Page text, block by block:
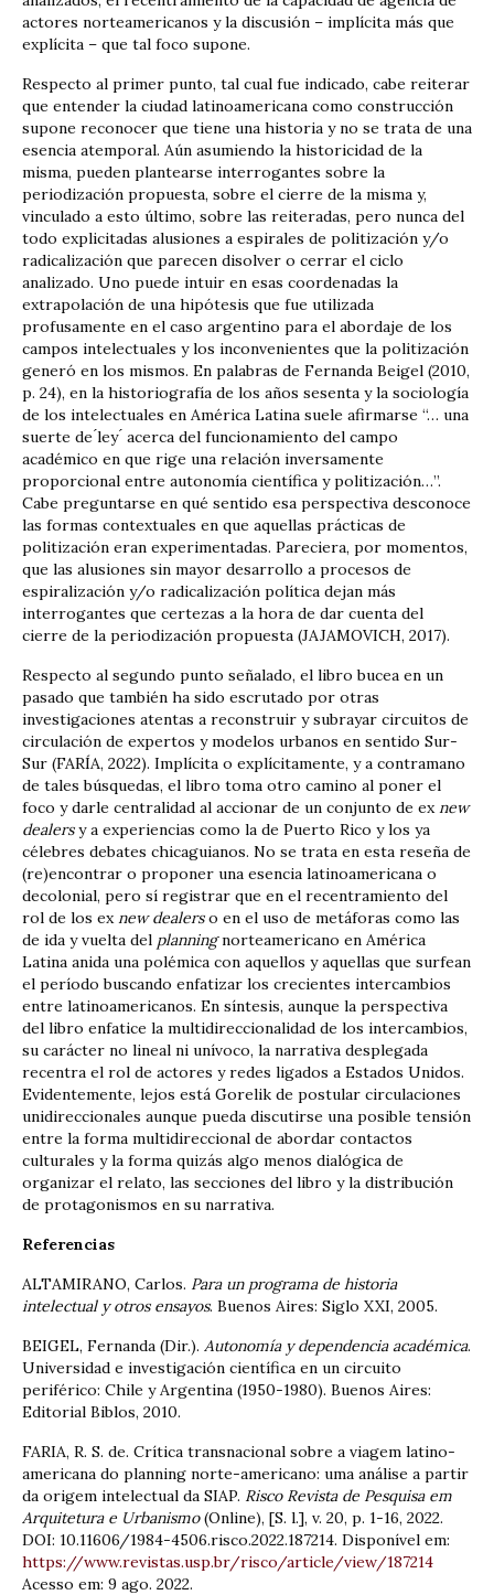
actores norteamericanos y la discusión – implícita más que
explícita – que tal foco supone.
Respecto al primer punto, tal cual fue indicado, cabe reiterar
que entender la ciudad latinoamericana como construcción
supone reconocer que tiene una historia y no se trata de una
esencia atemporal. Aún asumiendo la historicidad de la
misma, pueden plantearse interrogantes sobre la
periodización propuesta, sobre el cierre de la misma y,
vinculado a esto último, sobre las reiteradas, pero nunca del
todo explicitadas alusiones a espirales de politización y/o
radicalización que parecen disolver o cerrar el ciclo
analizado. Uno puede intuir en esas coordenadas la
extrapolación de una hipótesis que fue utilizada
profusamente en el caso argentino para el abordaje de los
campos intelectuales y los inconvenientes que la politización
generó en los mismos. En palabras de Fernanda Beigel (2010,
p. 24), en la historiografía de los años sesenta y la sociología
de los intelectuales en América Latina suele afirmarse “… una
suerte de ́ley ́ acerca del funcionamiento del campo
académico en que rige una relación inversamente
proporcional entre autonomía científica y politización…”.
Cabe preguntarse en qué sentido esa perspectiva desconoce
las formas contextuales en que aquellas prácticas de
politización eran experimentadas. Pareciera, por momentos,
que las alusiones sin mayor desarrollo a procesos de
espiralización y/o radicalización política dejan más
interrogantes que certezas a la hora de dar cuenta del
cierre de la periodización propuesta (JAJAMOVICH, 2017).
Respecto al segundo punto señalado, el libro bucea en un
pasado que también ha sido escrutado por otras
investigaciones atentas a reconstruir y subrayar circuitos de
circulación de expertos y modelos urbanos en sentido Sur-
Sur (FARÍA, 2022). Implícita o explícitamente, y a contramano
de tales búsquedas, el libro toma otro camino al poner el
foco y darle centralidad al accionar de un conjunto de exnew
dealersy a experiencias como la de Puerto Rico y los ya
célebres debates chicaguianos. No se trata en esta reseña de
(re)encontrar o proponer una esencia latinoamericana o
decolonial, pero sí registrar que en el recentramiento del
rol de los exnew dealerso en el uso de metáforas como las
de ida y vuelta del planningnorteamericano en América
Latina anida una polémica con aquellos y aquellas que surfean
el período buscando enfatizar los crecientes intercambios
entre latinoamericanos. En síntesis, aunque la perspectiva
del libro enfatice la multidireccionalidad de los intercambios,
su carácter no lineal ni unívoco, la narrativa desplegada
recentra el rol de actores y redes ligados a Estados Unidos.
Evidentemente, lejos está Gorelik de postular circulaciones
unidireccionales aunque pueda discutirse una posible tensión
entre la forma multidireccional de abordar contactos
culturales y la forma quizás algo menos dialógica de
organizar el relato, las secciones del libro y la distribución
de protagonismos en su narrativa.
Referencias
ALTAMIRANO, Carlos. Para un programa de historia
intelectual y otros ensayos. Buenos Aires: Siglo XXI, 2005.
BEIGEL, Fernanda (Dir.). Autonomía y dependencia académica.
Universidad e investigación científica en un circuito
periférico: Chile y Argentina (1950-1980). Buenos Aires:
Editorial Biblos, 2010.
FARIA, R. S. de. Crítica transnacional sobre a viagem latino-
americana do planning norte-americano: uma análise a partir
da origem intelectual da SIAP. Risco Revista de Pesquisa em
Arquitetura e Urbanismo(Online), [S. l.], v. 20, p. 1-16, 2022.
DOI: 10.11606/1984-4506.risco.2022.187214. Disponível em:
https://www.revistas.usp.br/risco/article/view/187214
Acesso em: 9 ago. 2022.